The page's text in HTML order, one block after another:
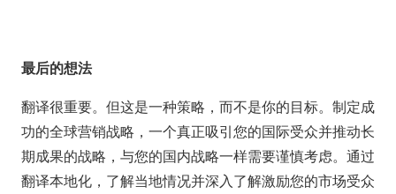
最后的想法
翻译很重要。但这是一种策略，而不是你的目标。制定成
功的全球营销战略，一个真正吸引您的国际受众并推动长
期成果的战略，与您的国内战略一样需要谨慎考虑。通过
翻译本地化，了解当地情况并深入了解激励您的市场受众